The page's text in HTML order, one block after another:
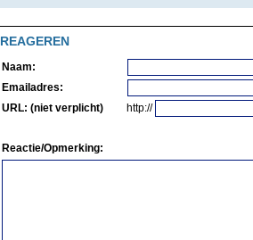
REAGEREN
Naam:
Emailadres:
URL: (niet verplicht)
http://
Reactie/Opmerking: